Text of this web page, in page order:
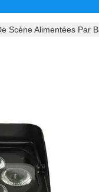
Scène Alimentées Par